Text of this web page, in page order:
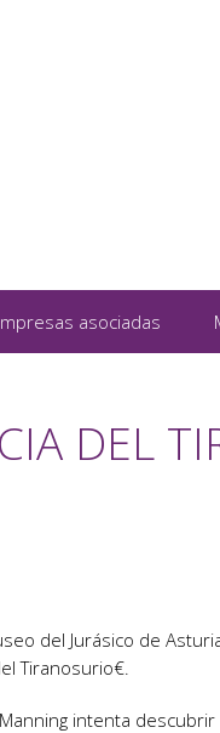
asociadas
DEL
del Jurásico de
Tiranosurio€.
intenta